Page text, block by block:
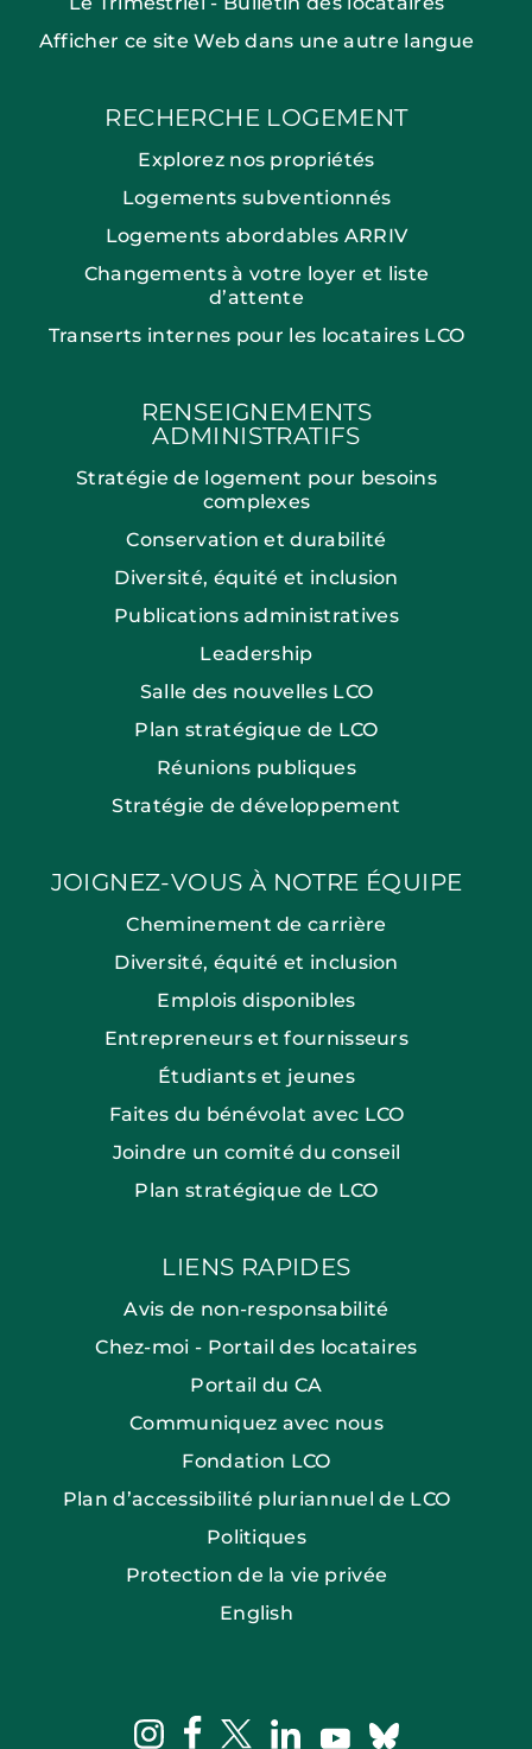
Afficher ce site Web dans une autre langue
RECHERCHE LOGEMENT
Explorez nos propriétés
Logements subventionnés
Logements abordables ARRIV
Changements à votre loyer et liste
d’attente
Transerts internes pour les locataires LCO
RENSEIGNEMENTS
ADMINISTRATIFS
Stratégie de logement pour besoins
complexes
Conservation et durabilité
Diversité, équité et inclusion
Publications administratives
Leadership
Salle des nouvelles LCO
Plan stratégique de LCO
Réunions publiques
Stratégie de développement
JOIGNEZ-VOUS À NOTRE ÉQUIPE
Cheminement de carrière
Diversité, équité et inclusion
Emplois disponibles
Entrepreneurs et fournisseurs
Étudiants et jeunes
Faites du bénévolat avec LCO
Joindre un comité du conseil
Plan stratégique de LCO
LIENS RAPIDES
Avis de non-responsabilité
Chez-moi - Portail des locataires
Portail du CA
Communiquez avec nous
Fondation LCO
Plan d’accessibilité pluriannuel de LCO
Politiques
Protection de la vie privée
English
instagram
facebook
twitterlinkedinyoutubebluesky